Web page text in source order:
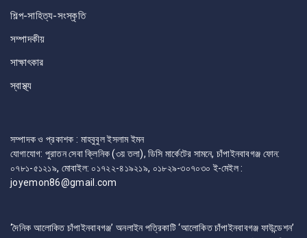
শিল্প-সাহিত্য-সংস্কৃতি
সম্পাদকীয়
সাক্ষাৎকার
স্বাস্থ্য
সম্পাদক ও প্রকাশক : মাহবুবুল ইসলাম ইমন
যোগাযোগ: পুরাতন সেবা ক্লিনিক (৩য় তলা), ডিসি মার্কেটের সামনে, চাঁপাইনবাবগঞ্জ ফোন:
০৭৮১-৫১২১৯, মোবাইল: ০১৭২২-৪১৯২১৯, ০১৮২৯-৩০৭০৩০ ই-মেইল :
joyemon86@gmail.com
‘দৈনিক আলোকিত চাঁপাইনবাবগঞ্জ’ অনলাইন পত্রিকাটি ‘আলোকিত চাঁপাইনবাবগঞ্জ ফাউন্ডেশন’